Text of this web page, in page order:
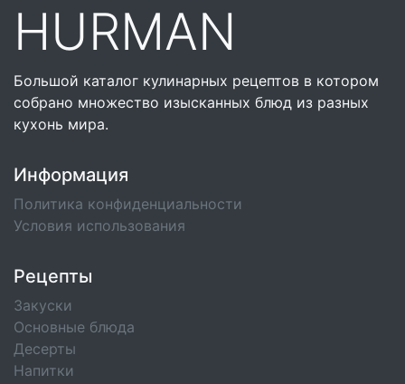
HURMAN
Большой каталог кулинарных рецептов в котором
собрано множество изысканных блюд из разных
кухонь мира.
Информация
Политика конфиденциальности
Условия использования
Рецепты
Закуски
Основные блюда
Десерты
Напитки